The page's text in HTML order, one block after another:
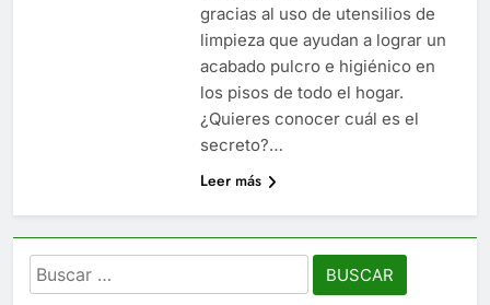
gracias al uso de utensilios de
limpieza que ayudan a lograr un
acabado pulcro e higiénico en
los pisos de todo el hogar.
¿Quieres conocer cuál es el
secreto?…
Leer más
Buscar: